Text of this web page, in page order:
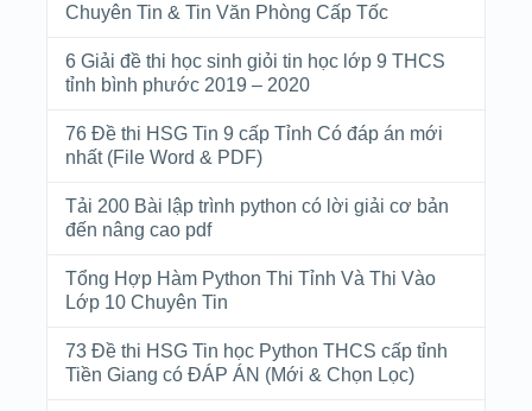
Chuyên Tin & Tin Văn Phòng Cấp Tốc
6 Giải đề thi học sinh giỏi tin học lớp 9 THCS
tỉnh bình phước 2019 – 2020
76 Đề thi HSG Tin 9 cấp Tỉnh Có đáp án mới
nhất (File Word & PDF)
Tải 200 Bài lập trình python có lời giải cơ bản
đến nâng cao pdf
Tổng Hợp Hàm Python Thi Tỉnh Và Thi Vào
Lớp 10 Chuyên Tin
73 Đề thi HSG Tin học Python THCS cấp tỉnh
Tiền Giang có ĐÁP ÁN (Mới & Chọn Lọc)